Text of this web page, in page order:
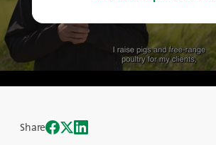
Share